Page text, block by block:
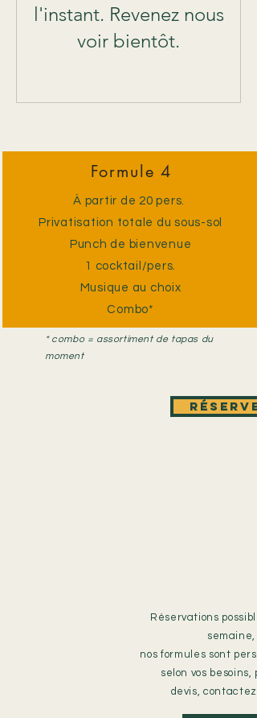
l'instant. Revenez nous
voir bientôt.
Formule 4
À partir de 20 pers.
Privatisation totale du sous-sol
Punch de bienvenue
1 cocktail/pers.
Musique au choix
Combo*
* combo = assortiment de tapas du
moment
Réservations
semaine,
nosformules sont
selon vos besoins,
devis,